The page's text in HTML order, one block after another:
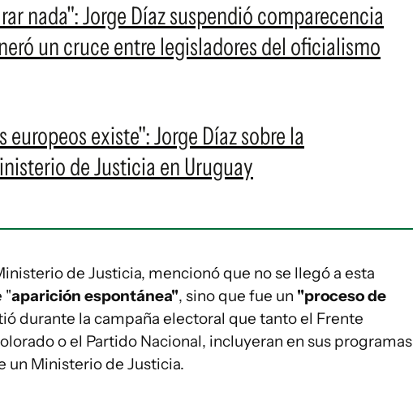
nada": Jorge Díaz suspendió comparecencia
un cruce entre legisladores del oficialismo
europeos existe": Jorge Díaz sobre la
de Justicia en Uruguay
de Justicia, mencionó que no se llegó a esta
"aparición espontánea", sino que fue un "proceso de
durante la campaña electoral que tanto el Frente
o el Partido Nacional, incluyeran en sus programas
un Ministerio de Justicia.